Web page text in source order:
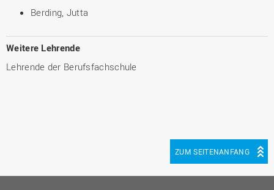
Berding, Jutta
Weitere Lehrende
Lehrende der Berufsfachschule
ZUM SEITENANFANG